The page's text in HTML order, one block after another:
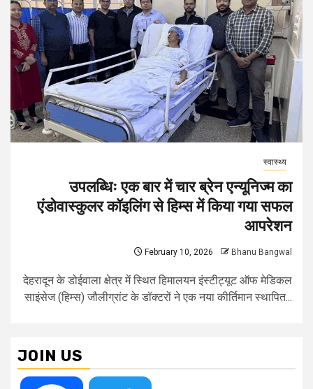
स्वास्थ्य
उपलब्धिः एक बार में चार ब्रेन एन्यूनिज्म का
एंडोवास्कुलर कॉइलिंग से हिम्स में किया गया सफल
आपरेशन
February 10, 2026 Bhanu Bangwal
देहरादून के डोईवाला क्षेत्र में स्थित हिमालयन इंस्टीट्यूट ऑफ मेडिकल
साइंसेज (हिम्स) जौलीग्रांट के डॉक्टरों ने एक नया कीर्तिमान स्थापित...
JOIN US